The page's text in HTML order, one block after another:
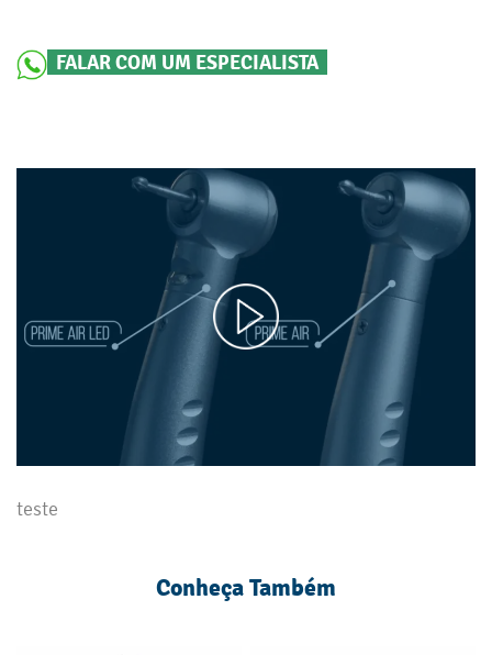
FALAR COM UM ESPECIALISTA
teste
Conheça Também